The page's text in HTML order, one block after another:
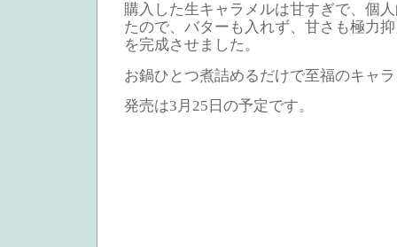
購入した生キャラメルは甘すぎで、個
たので、バターも入れず、甘さも極力
を完成させました。
お鍋ひとつ煮詰めるだけで至福のキャ
発売は3月25日の予定です。